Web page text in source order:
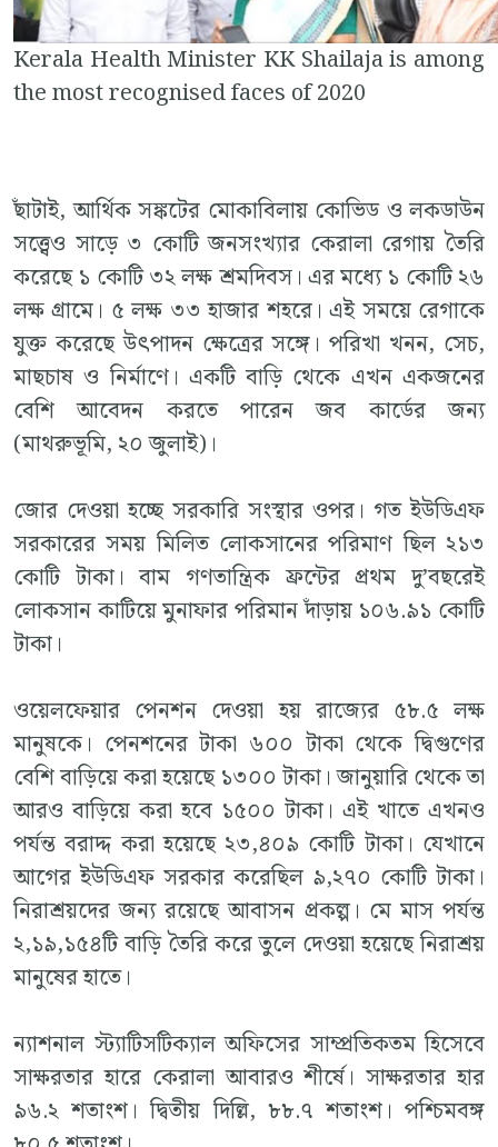
Kerala Health Minister KK Shailaja is among
the most recognised faces of 2020
ছাঁটাই, আর্থিক সঙ্কটের মোকাবিলায় কোভিড ও লকডাউন
সত্ত্বেও সাড়ে ৩ কোটি জনসংখ্যার কেরালা রেগায় তৈরি
করেছে ১ কোটি ৩২ লক্ষ শ্রমদিবস। এর মধ্যে ১ কোটি ২৬
লক্ষ গ্রামে। ৫ লক্ষ ৩৩ হাজার শহরে। এই সময়ে রেগাকে
যুক্ত করেছে উৎপাদন ক্ষেত্রের সঙ্গে। পরিখা খনন, সেচ,
মাছচাষ ও নির্মাণে। একটি বাড়ি থেকে এখন একজনের
বেশি আবেদন করতে পারেন জব কার্ডের জন্য
(মাথরুভূমি, ২০ জুলাই)।
জোর দেওয়া হচ্ছে সরকারি সংস্থার ওপর। গত ইউডিএফ
সরকারের সময় মিলিত লোকসানের পরিমাণ ছিল ২১৩
কোটি টাকা। বাম গণতান্ত্রিক ফ্রন্টের প্রথম দু’বছরেই
লোকসান কাটিয়ে মুনাফার পরিমান দাঁড়ায় ১০৬.৯১ কোটি
টাকা।
ওয়েলফেয়ার পেনশন দেওয়া হয় রাজ্যের ৫৮.৫ লক্ষ
মানুষকে। পেনশনের টাকা ৬০০ টাকা থেকে দ্বিগুণের
বেশি বাড়িয়ে করা হয়েছে ১৩০০ টাকা। জানুয়ারি থেকে তা
আরও বাড়িয়ে করা হবে ১৫০০ টাকা। এই খাতে এখনও
পর্যন্ত বরাদ্দ করা হয়েছে ২৩,৪০৯ কোটি টাকা। যেখানে
আগের ইউডিএফ সরকার করেছিল ৯,২৭০ কোটি টাকা।
নিরাশ্রয়দের জন্য রয়েছে আবাসন প্রকল্প। মে মাস পর্যন্ত
২,১৯,১৫৪টি বাড়ি তৈরি করে তুলে দেওয়া হয়েছে নিরাশ্রয়
মানুষের হাতে।
ন্যাশনাল স্ট্যাটিসটিক্যাল অফিসের সাম্প্রতিকতম হিসেবে
সাক্ষরতার হারে কেরালা আবারও শীর্ষে। সাক্ষরতার হার
৯৬.২ শতাংশ। দ্বিতীয় দিল্লি, ৮৮.৭ শতাংশ। পশ্চিমবঙ্গ